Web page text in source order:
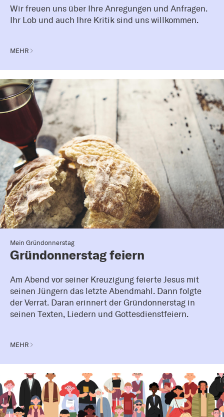
Wir freuen uns über Ihre Anregungen und Anfragen.
Ihr Lob und auch Ihre Kritik sind uns willkommen.
MEHR
Mein Gründonnerstag
Gründonnerstag feiern
Am Abend vor seiner Kreuzigung feierte Jesus mit
seinen Jüngern das letzte Abendmahl. Dann folgte
der Verrat. Daran erinnert der Gründonnerstag in
seinen Texten, Liedern und Gottesdienstfeiern.
MEHR